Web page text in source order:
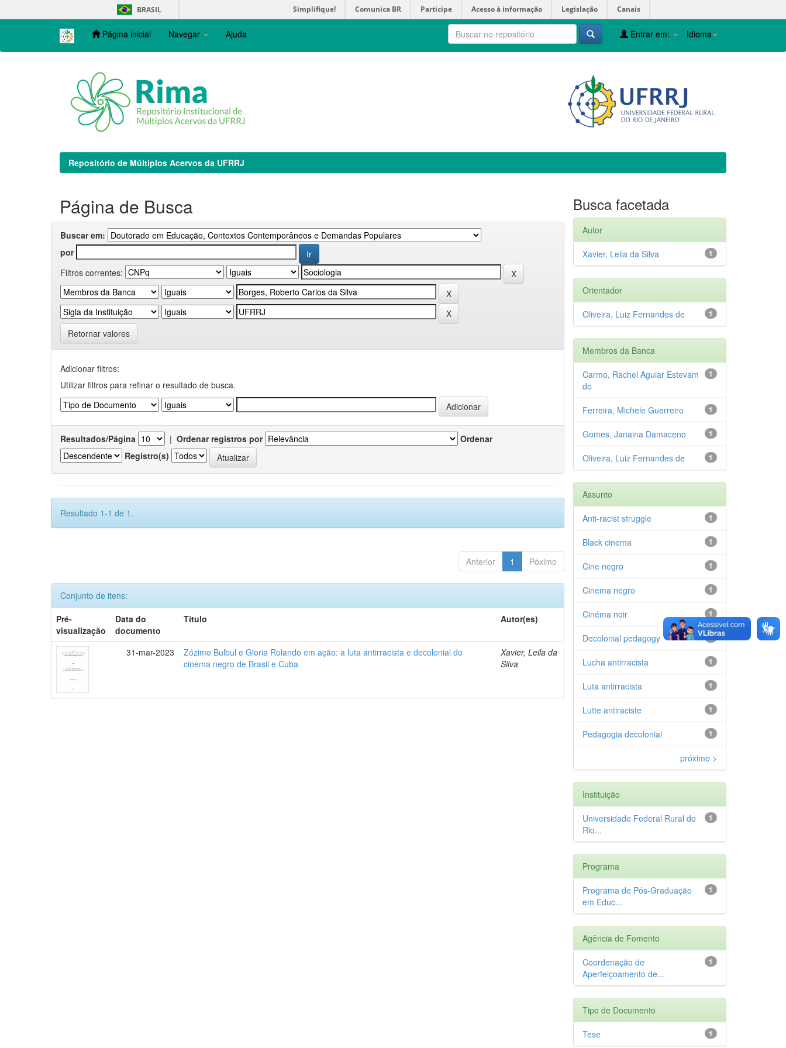
navigation
BRASIL Simplifique! Comunica BR Participe Acesso à informação Legislação Canais
Página inicial Navegar Ajuda Idioma
Entrar em:
Repositório de Múltiplos Acervos da UFRRJ
Página de Busca
Buscar em:
por
Filtros correntes:
Retornar valores
Adicionar filtros:
Utilizar filtros para refinar o resultado de busca.
Resultados/Página | Ordenar registros por
Ordenar
Registro(s)
Resultado 1-1 de 1.
Anterior 1 Póximo
Conjunto de itens:
Pré-
visualização
Data do
documento
Título Autor(es)
31-mar-2023
Zózimo Bulbul e Gloria Rolando em ação: a luta antirracista e decolonial do
cinema negro de Brasil e Cuba
Xavier, Leila da
Silva
Busca facetada
Autor
1
Xavier, Leila da Silva
Orientador
1
Oliveira, Luiz Fernandes de
Membros da Banca
1
Carmo, Rachel Aguiar Estevam
do
1
Ferreira, Michele Guerreiro
1
Gomes, Janaina Damaceno
1
Oliveira, Luiz Fernandes de
Assunto
1
Anti-racist struggle
1
Black cinema
1
Cine negro
1
Cinema negro
1
Cinéma noir
1
Decolonial pedagogy
1
Lucha antirracista
1
Luta antirracista
1
Lutte antiraciste
1
Pedagogia decolonial
próximo >
Instituição
1
Universidade Federal Rural do
Rio...
Programa
1
Programa de Pós-Graduação
em Educ...
Agência de Fomento
1
Coordenação de
Aperfeiçoamento de...
Tipo de Documento
1
Tese